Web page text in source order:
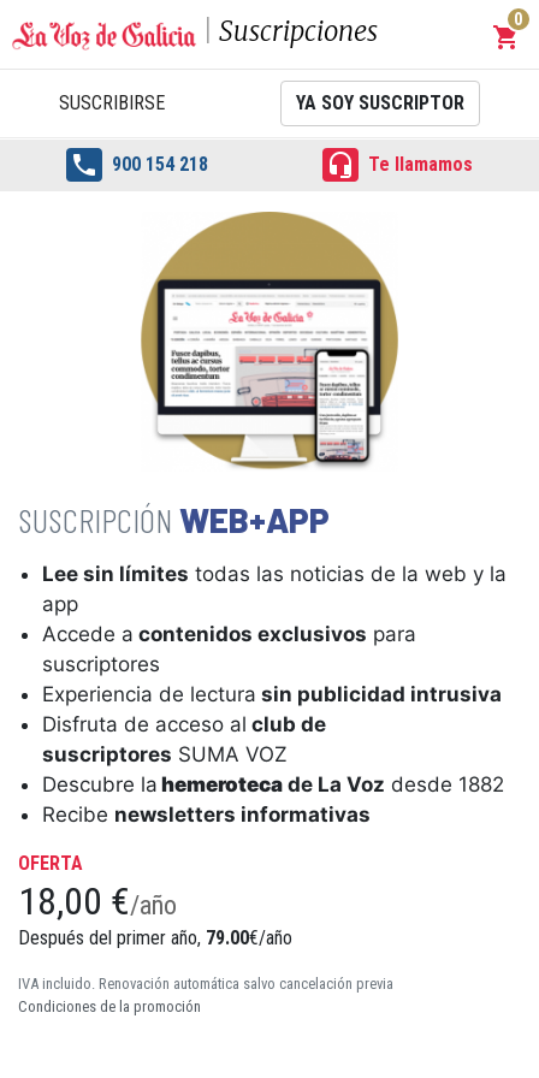
Suscripciones shopping_cart
0
SUSCRIBIRSE YA SOY SUSCRIPTOR
 900 154 218  Te llamamos
WEB+APP
Lee sin límites todas las noticias de la web y la
app
Accede a contenidos exclusivos para
suscriptores
Experiencia de lectura sin publicidad intrusiva
Disfruta de acceso al club de
suscriptores SUMA VOZ
Descubre la hemeroteca de La Voz desde 1882
Recibe newsletters informativas
OFERTA
18,00 €/año
Después del primer año, 79.00€/año
IVA incluido. Renovación automática salvo cancelación previa
Condiciones de la promoción